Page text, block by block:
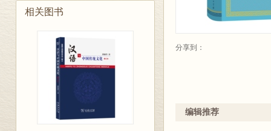
相关图书
分享到：
编辑推荐